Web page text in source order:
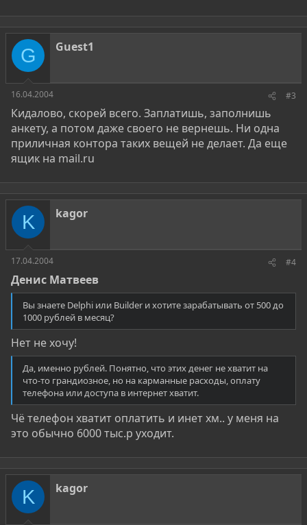
G Guest1
16.04.2004 #3
Кидалово, скорей всего. Заплатишь, заполнишь
анкету, а потом даже своего не вернешь. Ни одна
приличная контора таких вещей не делает. Да еще
ящик на mail.ru
K kagor
17.04.2004 #4
Денис Матвеев
Вы знаете Delphi или Builder и хотите зарабатывать от 500 до
1000 рублей в месяц?
Нет не хочу!
Да, именно рублей. Понятно, что этих денег не хватит на
что-то грандиозное, но на карманные расходы, оплату
телефона или доступа в интернет хватит.
Чё телефон хватит оплатить и инет хм.. у меня на
это обычно 6000 тыс.р уходит.
K kagor